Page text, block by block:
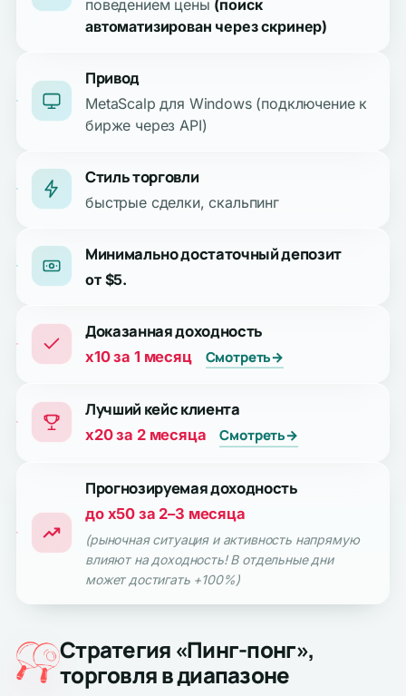
поведением цены (поиск
автоматизирован через скринер)
Привод
MetaScalp для Windows (подключение к
бирже через API)
Стиль торговли
быстрые сделки, скальпинг
Минимально достаточный депозит
от $5.
Доказанная доходность
x10 за 1 месяц Смотреть→
Лучший кейс клиента
x20 за 2 месяца Смотреть→
Прогнозируемая доходность
до x50 за 2–3 месяца
(рыночная ситуация и активность напрямую
влияют на доходность! В отдельные дни
может достигать +100%)
Стратегия «Пинг-понг»,
торговля в диапазоне